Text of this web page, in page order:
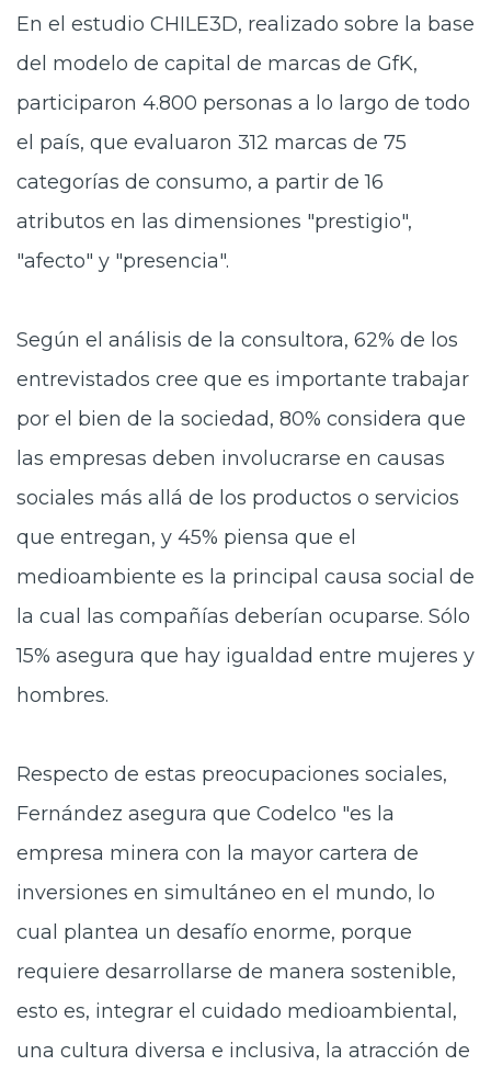
En el estudio CHILE3D, realizado sobre la base
del modelo de capital de marcas de GfK,
participaron 4.800 personas a lo largo de todo
el país, que evaluaron 312 marcas de 75
categorías de consumo, a partir de 16
atributos en las dimensiones "prestigio",
"afecto" y "presencia".
Según el análisis de la consultora, 62% de los
entrevistados cree que es importante trabajar
por el bien de la sociedad, 80% considera que
las empresas deben involucrarse en causas
sociales más allá de los productos o servicios
que entregan, y 45% piensa que el
medioambiente es la principal causa social de
la cual las compañías deberían ocuparse. Sólo
15% asegura que hay igualdad entre mujeres y
hombres.
Respecto de estas preocupaciones sociales,
Fernández asegura que Codelco "es la
empresa minera con la mayor cartera de
inversiones en simultáneo en el mundo, lo
cual plantea un desafío enorme, porque
requiere desarrollarse de manera sostenible,
esto es, integrar el cuidado medioambiental,
una cultura diversa e inclusiva, la atracción de